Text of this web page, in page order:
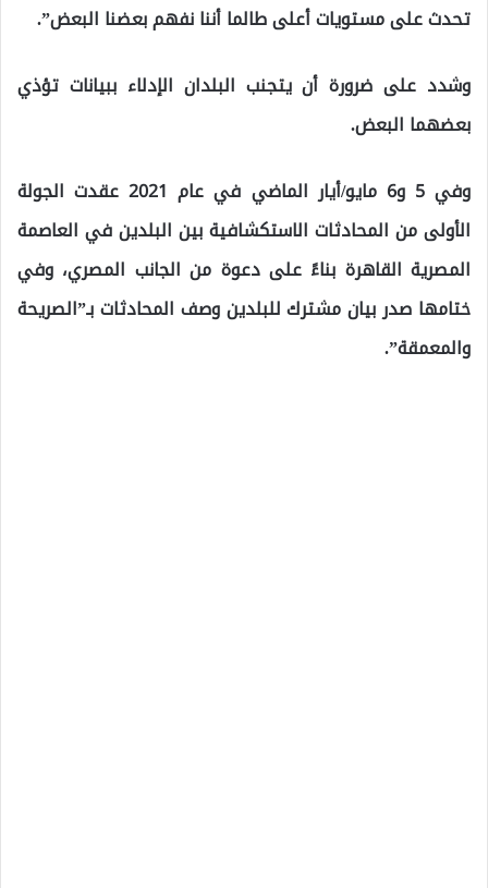
تحدث على مستويات أعلى طالما أننا نفهم بعضنا البعض”.
وشدد على ضرورة أن يتجنب البلدان الإدلاء ببيانات تؤذي
بعضهما البعض.
وفي 5 و6 مايو/أيار الماضي في عام 2021 عقدت الجولة
الأولى من المحادثات الاستكشافية بين البلدين في العاصمة
المصرية القاهرة بناءً على دعوة من الجانب المصري، وفي
ختامها صدر بيان مشترك للبلدين وصف المحادثات بـ”الصريحة
والمعمقة”.